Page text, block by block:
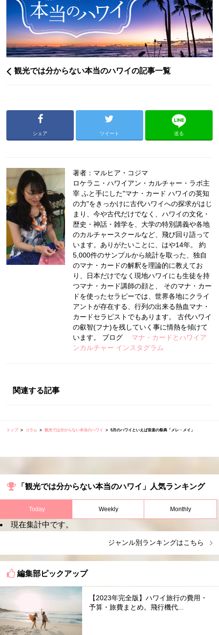
観光では分からない本当のハワイの記事一覧
シェア ツイート 送る
著者：マルヒア・コジマ
ロケラニ・ハワイアン・カルチャー・ラボ主
宰 ふと手にした"マナ・カード ハワイの英知
の力"をきっかけに古代ハワイへの探求がはじ
まり、今や古代だけでなく、ハワイの文化・
歴史・神話・雑学を、大学の特別講義や各地
のカルチャースクールなど、飛び回り語って
います。ありがたいことに、はや14年。 約
5,000件のサンプルから統計を取った、独自
のマナ・カードの解釈を理論的に教えてお
り、日本だけでなく現地ハワイにも生徒を持
つマナ・カード講師の顔と、 そのマナ・カー
ドを使ったセラピーでは、世界各地にクライ
アントが存在する、行列の出来る熱血マナ・
カードセラピストでもあります。 古代ハワイ
の叡智(フナ)を残していく事に情熱を傾けて
います。 ブログ マナ・カードとハワイア
ンカルチャー インスタグラム
関連する記事
トップ コラム 観光では分からない本当のハワイ 5月のハワイといえば音楽の祭典「メレ・メイ」
「観光では分からない本当のハワイ」人気ランキング
Today Weekly Monthly
現在集計中です。
ジャンル別ランキングはこちら
編集部ピックアップ
【2023年完全版】ハワイ旅行の費用・
予算・旅費まとめ。飛行機代...